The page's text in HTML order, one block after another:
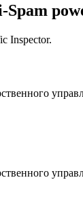
Inspector.